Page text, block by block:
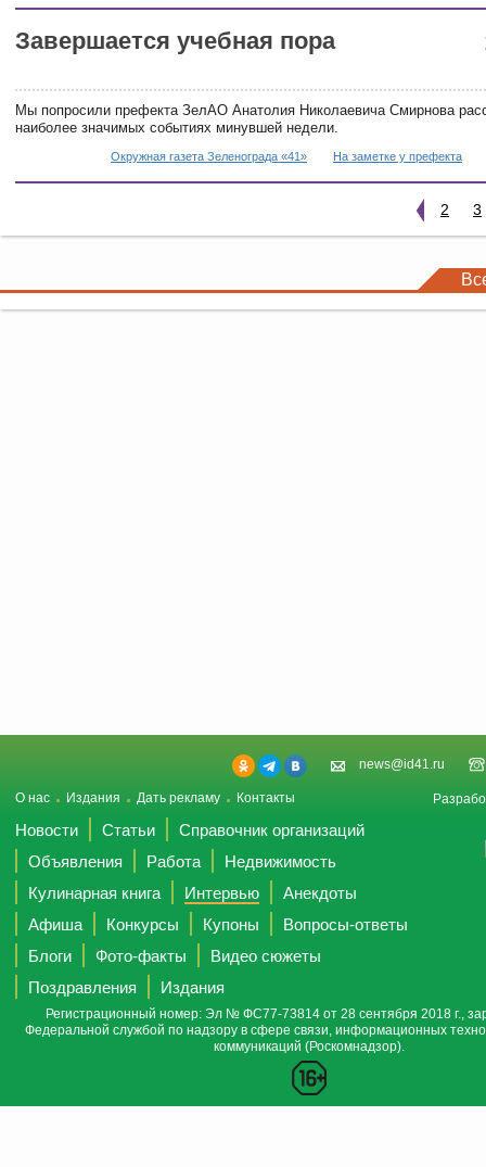
Завершается учебная пора
Мы попросили префекта ЗелАО Анатолия Николаевича Смирнова
наиболее значимых событиях минувшей недели.
Окружная газета Зеленограда «41» На заметке у префекта
2 3
news@id41.ru
О нас Издания Дать рекламу Контакты
Новости Статьи
Справочник организаций
Объявления
Работа
Недвижимость
Кулинарная книга
Интервью
Анекдоты
Афиша
Конкурсы Купоны
Вопросы-ответы
Блоги
Фото-факты
Видео сюжеты
Поздравления
Издания
Регистрационный номер: Эл № ФС77-73814 от 28 сентября 2018 г.,
Федеральной службой по надзору в сфере связи, информационных
коммуникаций (Роскомнадзор).